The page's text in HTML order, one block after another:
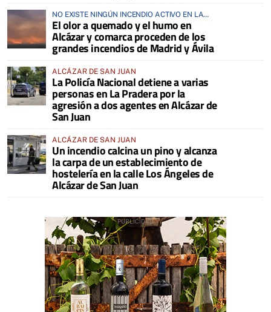
NO EXISTE NINGÚN INCENDIO ACTIVO EN LA
COMARCA
El olor a quemado y el humo en
Alcázar y comarca proceden de los
grandes incendios de Madrid y Ávila
ALCÁZAR DE SAN JUAN
La Policía Nacional detiene a varias
personas en La Pradera por la
agresión a dos agentes en Alcázar de
San Juan
ALCÁZAR DE SAN JUAN
Un incendio calcina un pino y alcanza
la carpa de un establecimiento de
hostelería en la calle Los Ángeles de
Alcázar de San Juan